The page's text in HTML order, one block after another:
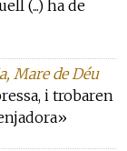
(...) ha de
Mare de Déu
i trobaren